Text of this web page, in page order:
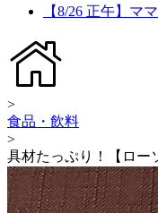
【8/26 正午】マ
>
食品・飲料
>
具材たっぷり！【ロー